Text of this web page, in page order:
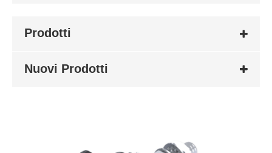
Prodotti
Nuovi Prodotti